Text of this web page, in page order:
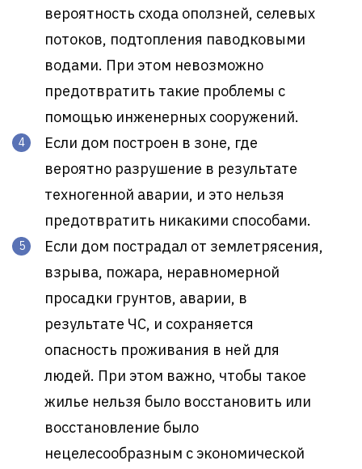
вероятность схода оползней, селевых
потоков, подтопления паводковыми
водами. При этом невозможно
предотвратить такие проблемы с
помощью инженерных сооружений.
Если дом построен в зоне, где
вероятно разрушение в результате
техногенной аварии, и это нельзя
предотвратить никакими способами.
Если дом пострадал от землетрясения,
взрыва, пожара, неравномерной
просадки грунтов, аварии, в
результате ЧС, и сохраняется
опасность проживания в ней для
людей. При этом важно, чтобы такое
жилье нельзя было восстановить или
восстановление было
нецелесообразным с экономической